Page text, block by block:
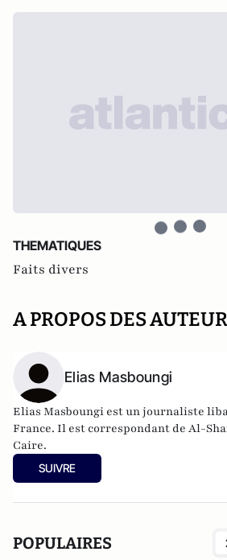
THEMATIQUES
Faits divers
A PROPOS DES
Elias Masboungi
Elias Masboungi est un journaliste
France. Il est correspondant de Al-
Caire.
SUIVRE
POPULAIRES